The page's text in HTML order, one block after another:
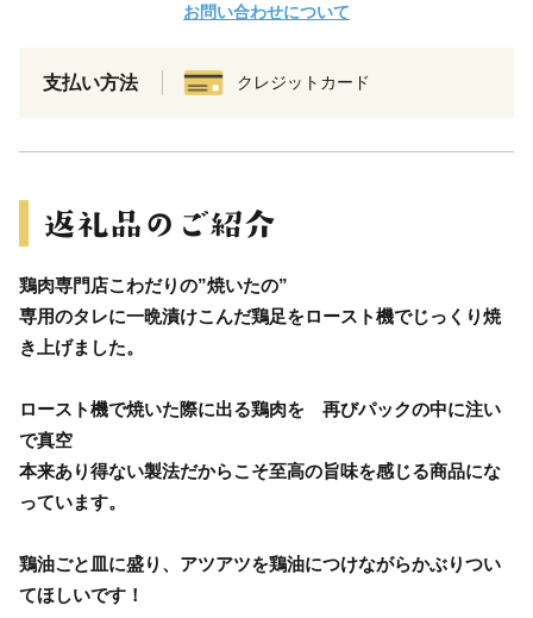
お問い合わせについて
支払い方法 クレジットカード
鶏肉専門店こわだりの”焼いたの”
専用のタレに一晩漬けこんだ鶏足をロースト機でじっくり焼
き上げました。
ロースト機で焼いた際に出る鶏肉を 再びパックの中に注い
で真空
本来あり得ない製法だからこそ至高の旨味を感じる商品にな
っています。
鶏油ごと皿に盛り、アツアツを鶏油につけながらかぶりつい
てほしいです！